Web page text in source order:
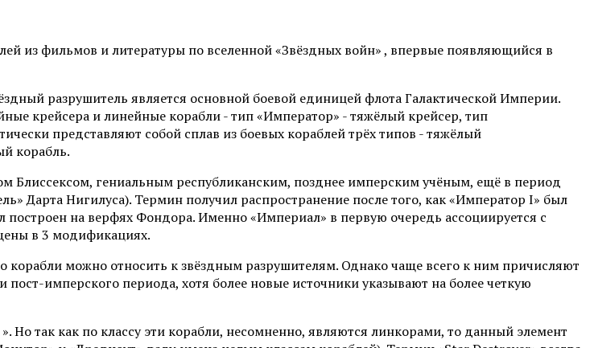
из фильмов и литературы по вселенной «Звёздных войн» , впервые появляющийся в
разрушитель является основной боевой единицей флота Галактической Империи.
крейсера и линейные корабли - тип «Император» - тяжёлый крейсер, тип
представляют собой сплав из боевых кораблей трёх типов - тяжёлый
корабль.
Блиссексом, гениальным республиканским, позднее имперским учёным, ещё в период
Дарта Нигилуса). Термин получил распространение после того, как «Император I» был
построен на верфях Фондора. Именно «Империал» в первую очередь ассоциируется с
в 3 модификациях.
корабли можно относить к звёздным разрушителям. Однако чаще всего к ним причисляют
имперского периода, хотя более новые источники указывают на более четкую
Но так как по классу эти корабли, несомненно, являются линкорами, то данный элемент